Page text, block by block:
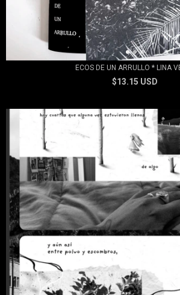
ECOS DE UN ARRULLO * LINA
$13.15 USD